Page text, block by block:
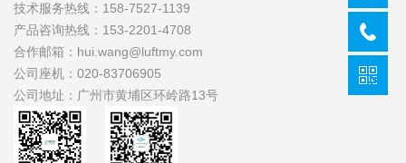
技术服务热线： 158-7527-1139
产品咨询热线： 153-2201-4708
合作邮箱： hui.wang@luftmy.com
公司座机： 020-83706905
公司地址： 广州市黄埔区环岭路13号